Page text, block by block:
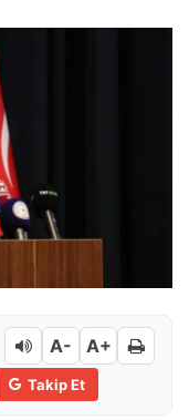
A- A+
Takip Et